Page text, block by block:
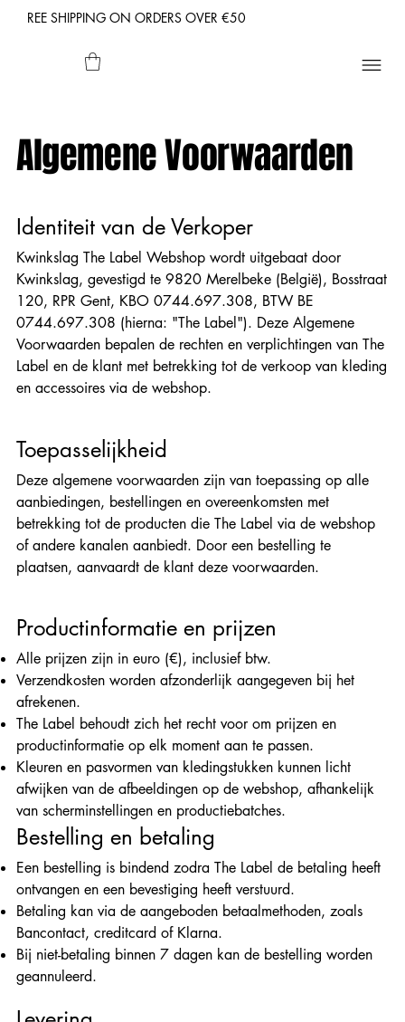
REE SHIPPING ON ORDERS OVER €50
Algemene Voorwaarden
Identiteit van de Verkoper
Kwinkslag The Label Webshop wordt uitgebaat door
Kwinkslag, gevestigd te 9820 Merelbeke (België), Bosstraat
120, RPR Gent, KBO 0744.697.308, BTW BE
0744.697.308 (hierna: "The Label"). Deze Algemene
Voorwaarden bepalen de rechten en verplichtingen van The
Label en de klant met betrekking tot de verkoop van kleding
en accessoires via de webshop.
Toepasselijkheid
Deze algemene voorwaarden zijn van toepassing op alle
aanbiedingen, bestellingen en overeenkomsten met
betrekking tot de producten die The Label via de webshop
of andere kanalen aanbiedt. Door een bestelling te
plaatsen, aanvaardt de klant deze voorwaarden.
Productinformatie en prijzen
Alle prijzen zijn in euro (€), inclusief btw.
Verzendkosten worden afzonderlijk aangegeven bij het
afrekenen.
The Label behoudt zich het recht voor om prijzen en
productinformatie op elk moment aan te passen.
Kleuren en pasvormen van kledingstukken kunnen licht
afwijken van de afbeeldingen op de webshop, afhankelijk
van scherminstellingen en productiebatches.
Bestelling en betaling
Een bestelling is bindend zodra The Label de betaling heeft
ontvangen en een bevestiging heeft verstuurd.
Betaling kan via de aangeboden betaalmethoden, zoals
Bancontact, creditcard of Klarna.
Bij niet-betaling binnen 7 dagen kan de bestelling worden
geannuleerd.